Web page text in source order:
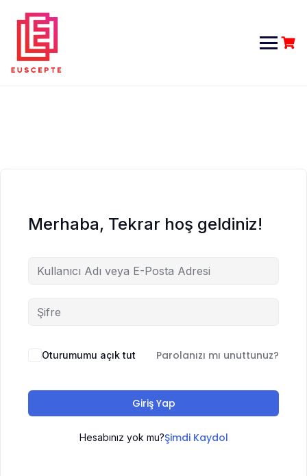
content
Merhaba, Tekrar hoş geldiniz!
Oturumumu açık tut Parolanızı mı unuttunuz?
Giriş Yap
Hesabınız yok mu?Şimdi Kaydol